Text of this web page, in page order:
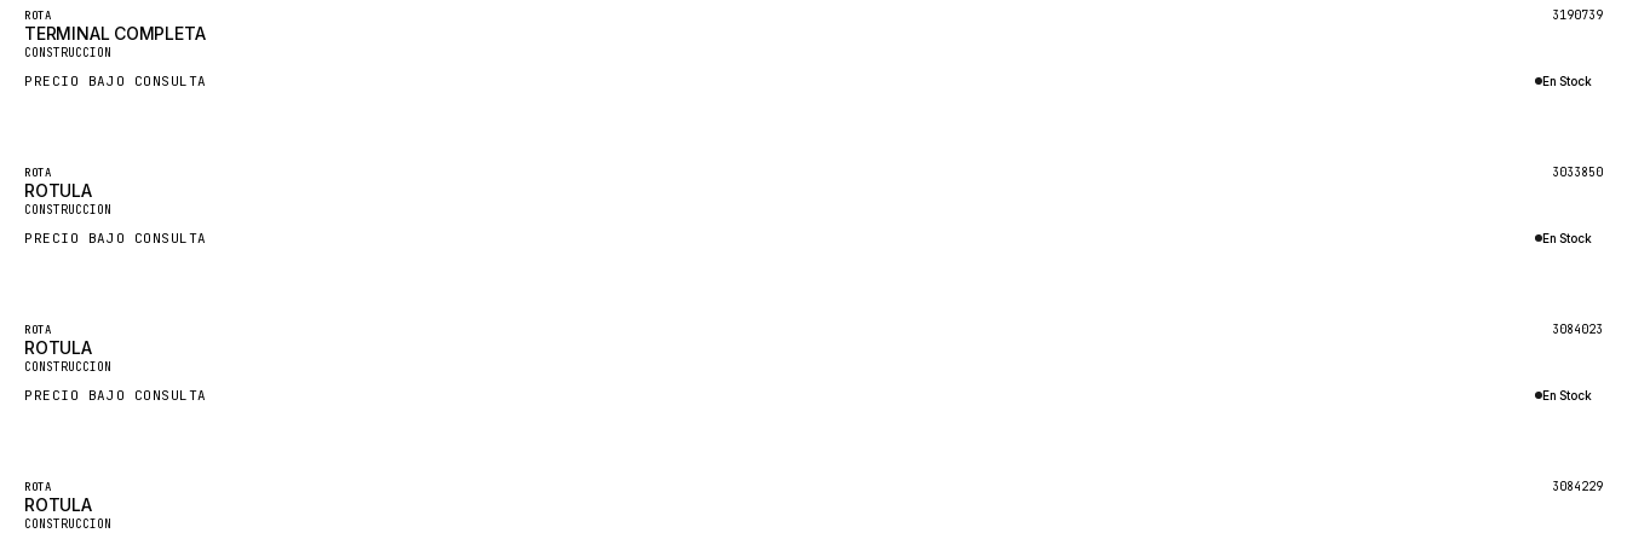
GROVE
MANNESMANN
CLAAS
HYCO
ROTA 3190739
TERMINAL COMPLETA
CONSTRUCCION
PRECIO BAJO CONSULTA En Stock
ROTA 3033850
ROTULA
CONSTRUCCION
PRECIO BAJO CONSULTA En Stock
ROTA 3084023
ROTULA
CONSTRUCCION
PRECIO BAJO CONSULTA En Stock
ROTA 3084229
ROTULA
CONSTRUCCION